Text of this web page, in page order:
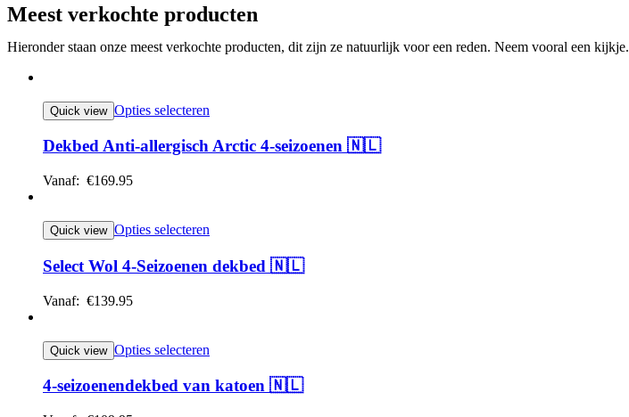
Meest verkochte producten
Hieronder staan onze meest verkochte producten, dit zijn ze natuurlijk voor een reden. Neem vooral een kijkje.
Quick view Opties selecteren
Dekbed Anti-allergisch Arctic 4-seizoenen 🇳🇱
Vanaf: €169.95
Quick view Opties selecteren
Select Wol 4-Seizoenen dekbed 🇳🇱
Vanaf: €139.95
Quick view Opties selecteren
4-seizoenendekbed van katoen 🇳🇱